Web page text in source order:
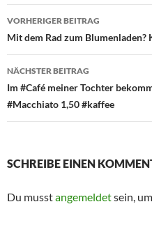
Beitragsnavigation
VORHERIGER BEITRAG
Mit dem Rad zum Blumenladen?
NÄCHSTER BEITRAG
Im #Café meiner Tochter
#Macchiato 1,50 #kaffee
SCHREIBE EINEN
Du musstangemeldetsein,